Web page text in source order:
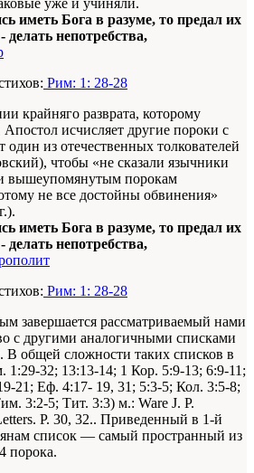
уже и учиняли.
иметь Бога в разуме, то предал их
непотребства,
Рим: 1: 28-28
крайняго разврата, которому
исчисляет другие пороки с
один из отечественных толкователей
чтобы «не сказали язычники
вышеупомянутым порокам
не все достойны обвинения»
иметь Бога в разуме, то предал их
непотребства,
Рим: 1: 28-28
завершается рассматриваемый нами
с другими аналогичными списками
общей сложности таких списков в
1:29-32; 13:13-14; 1 Кор. 5:9-13; 6:9-11;
21; Еф. 4:17- 19, 31; 5:3-5; Кол. 3:5-8;
3:2-5; Тит. 3:3) м.: Ware J. P.
P. 30, 32.. Приведенный в 1-й
список — самый пространный из
порока.